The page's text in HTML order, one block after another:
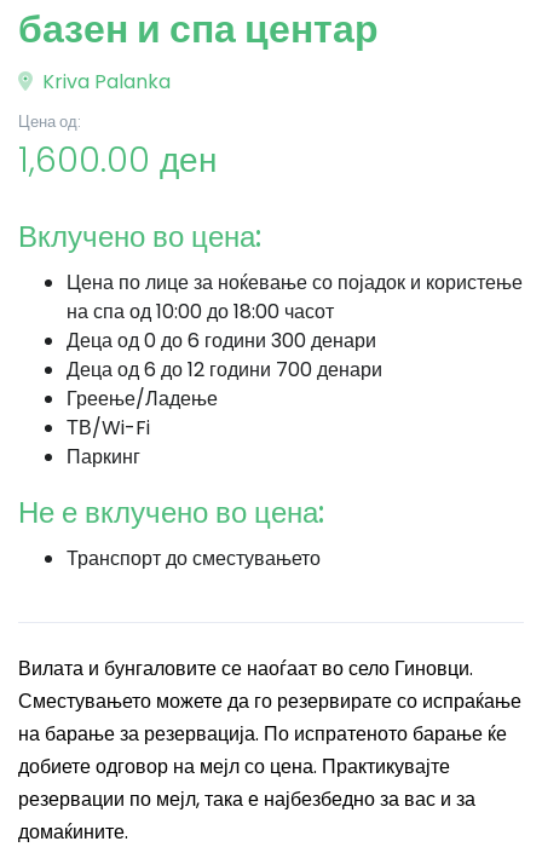
базен и спа центар
Kriva Palanka
Цена од:
1,600.00 ден
Вклучено во цена:
Цена по лице за ноќевање со појадок и користење
на спа од 10:00 до 18:00 часот
Деца од 0 до 6 години 300 денари
Деца од 6 до 12 години 700 денари
Греење/Ладење
ТВ/Wi-Fi
Паркинг
Не е вклучено во цена:
Транспорт до сместувањето
Вилата и бунгаловите се наоѓаат во село Гиновци.
Сместувањето можете да го резервирате со испраќање
на барање за резервација. По испратеното барање ќе
добиете одговор на мејл со цена. Практикувајте
резервации по мејл, така е најбезбедно за вас и за
домаќините.